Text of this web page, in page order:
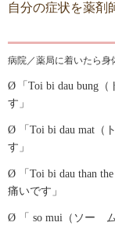
ま
す
本
移
す
自分の症状を薬剤
病院／薬局に着いたら身
Ø 「 Toi bi dau bung
す」
Ø 「 Toi bi dau mat （
す」
Ø 「 Toi bi dau than the
痛いです」
Ø 「 so mui （ソー